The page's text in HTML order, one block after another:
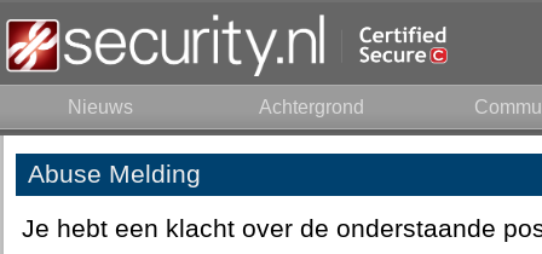
Nieuws Achtergrond
Abuse Melding
Je hebt een klacht over de onderstaande